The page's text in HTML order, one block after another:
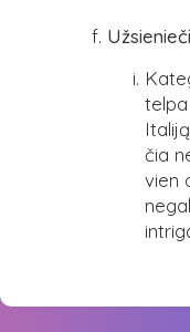
čia
vien